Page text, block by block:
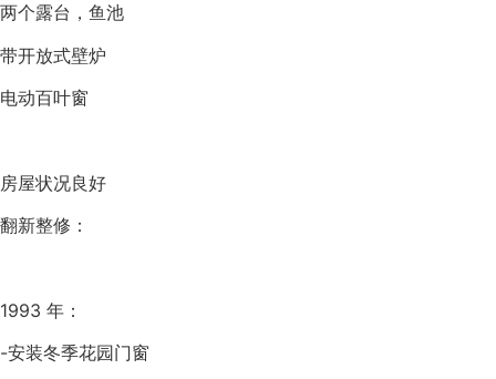
两个露台，鱼池
带开放式壁炉
电动百叶窗
房屋状况良好
翻新整修：
1993 年：
-安装冬季花园门窗